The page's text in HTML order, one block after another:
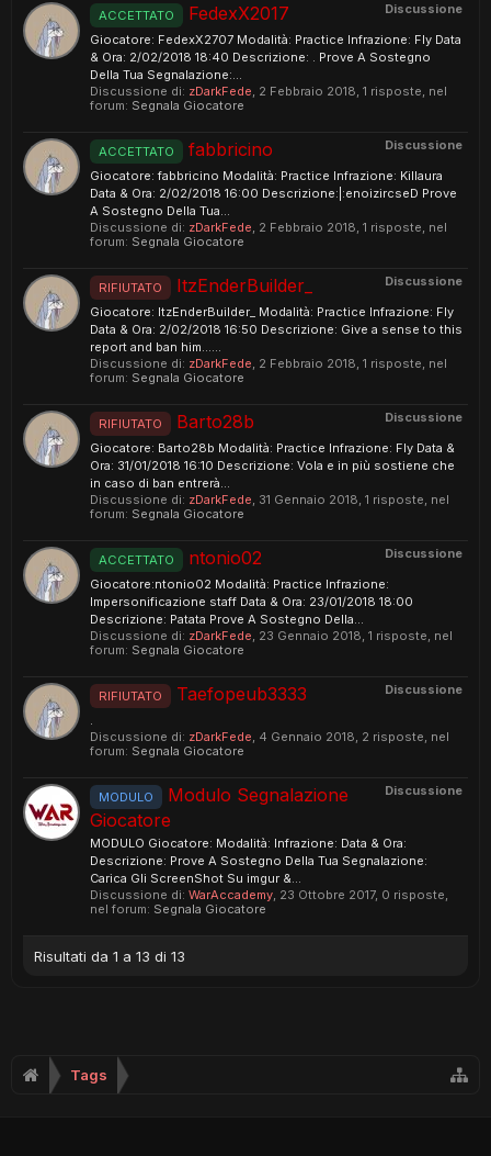
Discussione
ACCETTATO FedexX2017
Giocatore: FedexX2707 Modalità: Practice Infrazione: Fly Data
& Ora: 2/02/2018 18:40 Descrizione: . Prove A Sostegno
Della Tua Segnalazione:...
Discussione di: zDarkFede, 2 Febbraio 2018, 1 risposte, nel
forum: Segnala Giocatore
Discussione
ACCETTATO fabbricino
Giocatore: fabbricino Modalità: Practice Infrazione: Killaura
Data & Ora: 2/02/2018 16:00 Descrizione:|:enoizircseD Prove
A Sostegno Della Tua...
Discussione di: zDarkFede, 2 Febbraio 2018, 1 risposte, nel
forum: Segnala Giocatore
Discussione
RIFIUTATO ItzEnderBuilder_
Giocatore: ItzEnderBuilder_ Modalità: Practice Infrazione: Fly
Data & Ora: 2/02/2018 16:50 Descrizione: Give a sense to this
report and ban him......
Discussione di: zDarkFede, 2 Febbraio 2018, 1 risposte, nel
forum: Segnala Giocatore
Discussione
RIFIUTATO Barto28b
Giocatore: Barto28b Modalità: Practice Infrazione: Fly Data &
Ora: 31/01/2018 16:10 Descrizione: Vola e in più sostiene che
in caso di ban entrerà...
Discussione di: zDarkFede, 31 Gennaio 2018, 1 risposte, nel
forum: Segnala Giocatore
Discussione
ACCETTATO ntonio02
Giocatore:ntonio02 Modalità: Practice Infrazione:
Impersonificazione staff Data & Ora: 23/01/2018 18:00
Descrizione: Patata Prove A Sostegno Della...
Discussione di: zDarkFede, 23 Gennaio 2018, 1 risposte, nel
forum: Segnala Giocatore
Discussione
RIFIUTATO Taefopeub3333
.
Discussione di: zDarkFede, 4 Gennaio 2018, 2 risposte, nel
forum: Segnala Giocatore
Discussione
MODULO
Modulo Segnalazione
Giocatore
MODULO Giocatore: Modalità: Infrazione: Data & Ora:
Descrizione: Prove A Sostegno Della Tua Segnalazione:
Carica Gli ScreenShot Su imgur &...
Discussione di: WarAccademy, 23 Ottobre 2017, 0 risposte,
nel forum: Segnala Giocatore
Risultati da 1 a 13 di 13
Tags